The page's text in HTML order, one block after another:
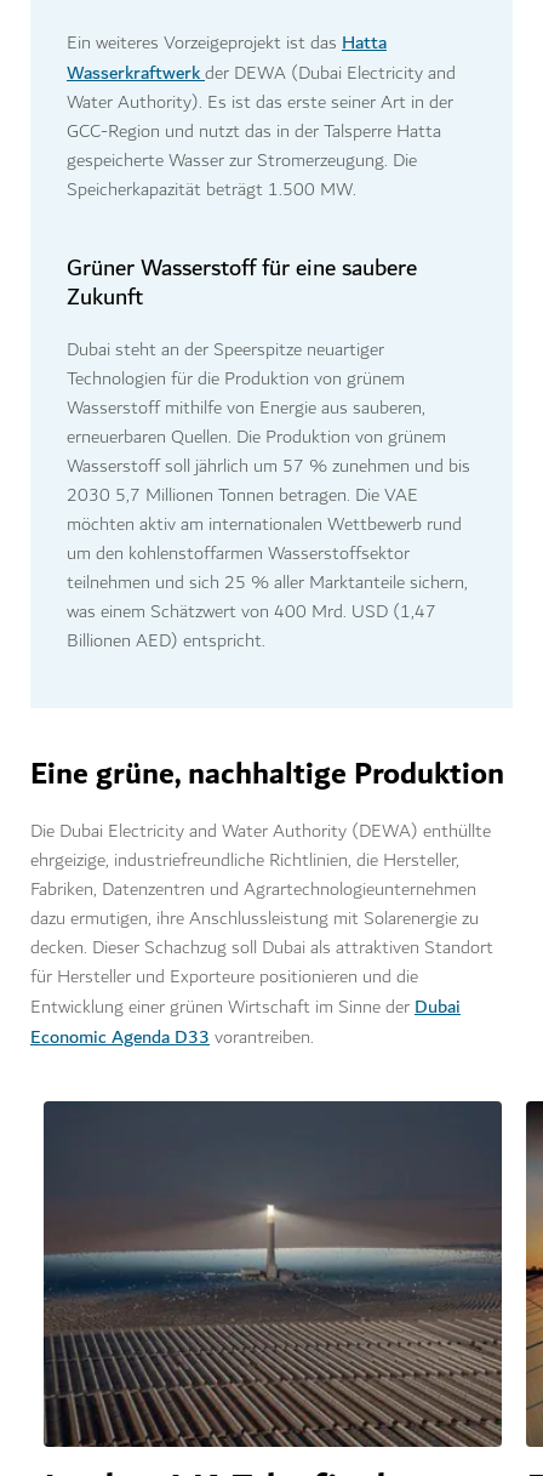
Ein weiteres Vorzeigeprojekt ist das Hatta
Wasserkraftwerkder DEWA (Dubai Electricity and
Water Authority). Es ist das erste seiner Art in der
GCC-Region und nutzt das in der Talsperre Hatta
gespeicherte Wasser zur Stromerzeugung. Die
Speicherkapazität beträgt 1.500 MW.
Grüner Wasserstoff für eine saubere
Zukunft
Dubai steht an der Speerspitze neuartiger
Technologien für die Produktion von grünem
Wasserstoff mithilfe von Energie aus sauberen,
erneuerbaren Quellen. Die Produktion von grünem
Wasserstoff soll jährlich um 57 % zunehmen und bis
2030 5,7 Millionen Tonnen betragen. Die VAE
möchten aktiv am internationalen Wettbewerb rund
um den kohlenstoffarmen Wasserstoffsektor
teilnehmen und sich 25 % aller Marktanteile sichern,
was einem Schätzwert von 400 Mrd. USD (1,47
Billionen AED) entspricht.
Eine grüne, nachhaltige Produktion
Die Dubai Electricity and Water Authority (DEWA) enthüllte
ehrgeizige, industriefreundliche Richtlinien, die Hersteller,
Fabriken, Datenzentren und Agrartechnologieunternehmen
dazu ermutigen, ihre Anschlussleistung mit Solarenergie zu
decken. Dieser Schachzug soll Dubai als attraktiven Standort
für Hersteller und Exporteure positionieren und die
Entwicklung einer grünen Wirtschaft im Sinne derDubai
Economic Agenda D33vorantreiben.